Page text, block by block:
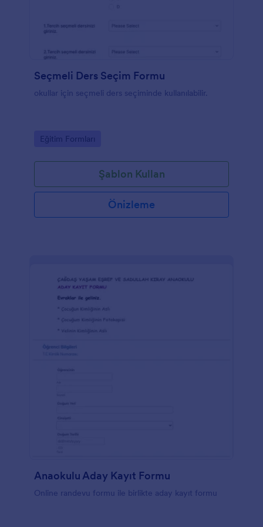
Seçmeli Ders Seçim Formu
okullar için seçmeli ders seçiminde kullanılabilir.
Go to Category:
Eğitim Formları
Şablon Kullan
Önizleme
Anaokulu Aday Kayıt Formu
Online randevu formu ile birlikte aday kayıt formu